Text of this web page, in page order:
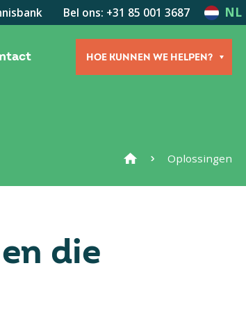
Bel ons: +31 85 001 3687 NL
HOE KUNNEN WE HELPEN?
Oplossingen
die